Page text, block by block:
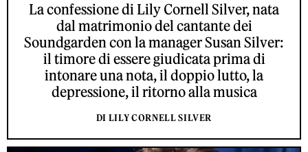
La confessione di Lily Cornell Silver, nata
dal matrimonio del cantante dei
Soundgarden con la manager Susan Silver:
il timore di essere giudicata prima di
intonare una nota, il doppio lutto, la
depressione, il ritorno alla musica
DI LILY CORNELL SILVER